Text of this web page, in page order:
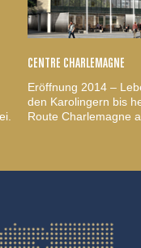
CENTRE CHARLEMAGNE
Eröffnung 2014 –
den Karolingern bis
Route Charlemagne